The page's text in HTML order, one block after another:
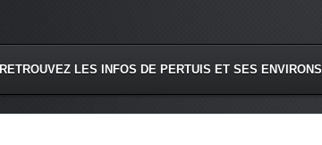
RETROUVEZ LES INFOS DE PERTUIS ET SES ENVIRONS